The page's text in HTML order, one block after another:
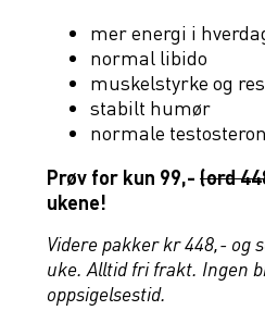
mer energi i
normal libido
muskelstyrke og
stabilt humør
normale
Prøv for kun 99,- (ord
ukene!
Videre pakker kr 448,- og
uke. Alltid fri frakt. Ingen
oppsigelsestid.